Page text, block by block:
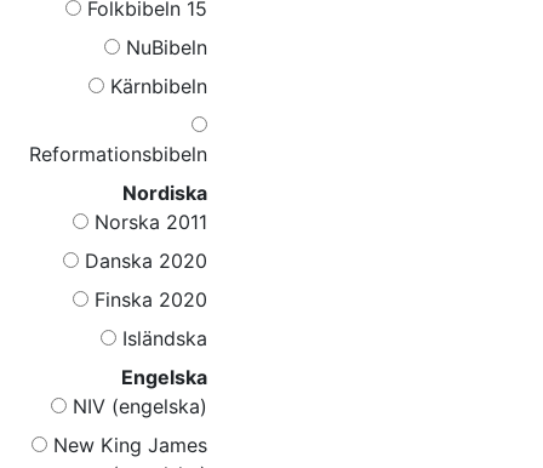
Folkbibeln 15
NuBibeln
Kärnbibeln
Reformationsbibeln
Nordiska
Norska 2011
Danska 2020
Finska 2020
Isländska
Engelska
NIV (engelska)
New King James